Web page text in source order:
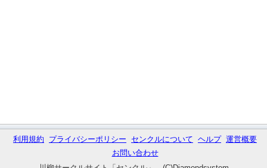
利用規約 プライバシーポリシー センクルについて ヘルプ 運営概要
お問い合わせ